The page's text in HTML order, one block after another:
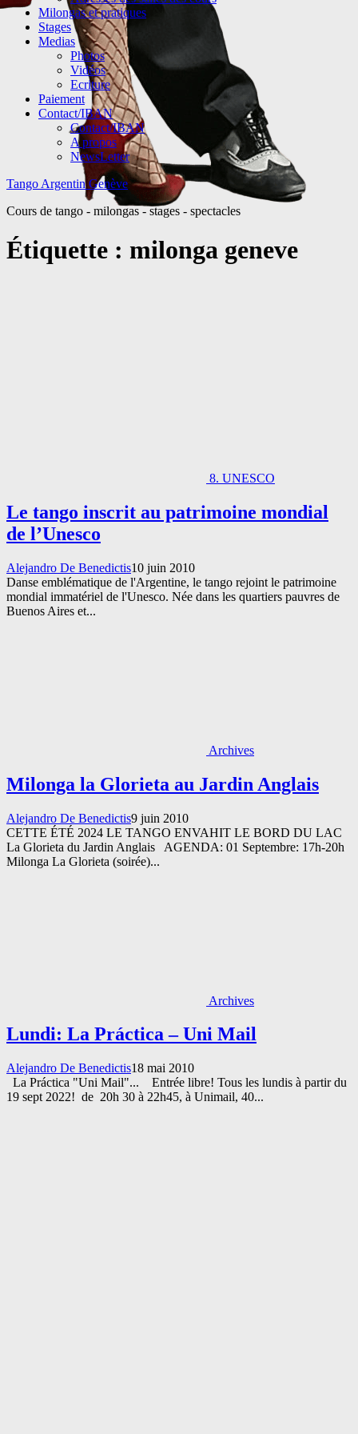
Milongas et pratiques
Stages
Medias
Photos
Vidéos
Ecriture
Paiement
Contact/IBAN
Contact/IBAN
A propos
NewsLetter
Tango Argentin Genève
Cours de tango - milongas - stages - spectacles
Étiquette : milonga geneve
8. UNESCO
Le tango inscrit au patrimoine mondial
de l’Unesco
Alejandro De Benedictis10 juin 2010
Danse emblématique de l'Argentine, le tango rejoint le patrimoine
mondial immatériel de l'Unesco. Née dans les quartiers pauvres de
Buenos Aires et...
Archives
Milonga la Glorieta au Jardin Anglais
Alejandro De Benedictis9 juin 2010
CETTE ÉTÉ 2024 LE TANGO ENVAHIT LE BORD DU LAC
La Glorieta du Jardin Anglais AGENDA: 01 Septembre: 17h-20h
Milonga La Glorieta (soirée)...
Archives
Lundi: La Práctica – Uni Mail
Alejandro De Benedictis18 mai 2010
La Práctica "Uni Mail"... Entrée libre! Tous les lundis à partir du
19 sept 2022! de 20h 30 à 22h45, à Unimail, 40...